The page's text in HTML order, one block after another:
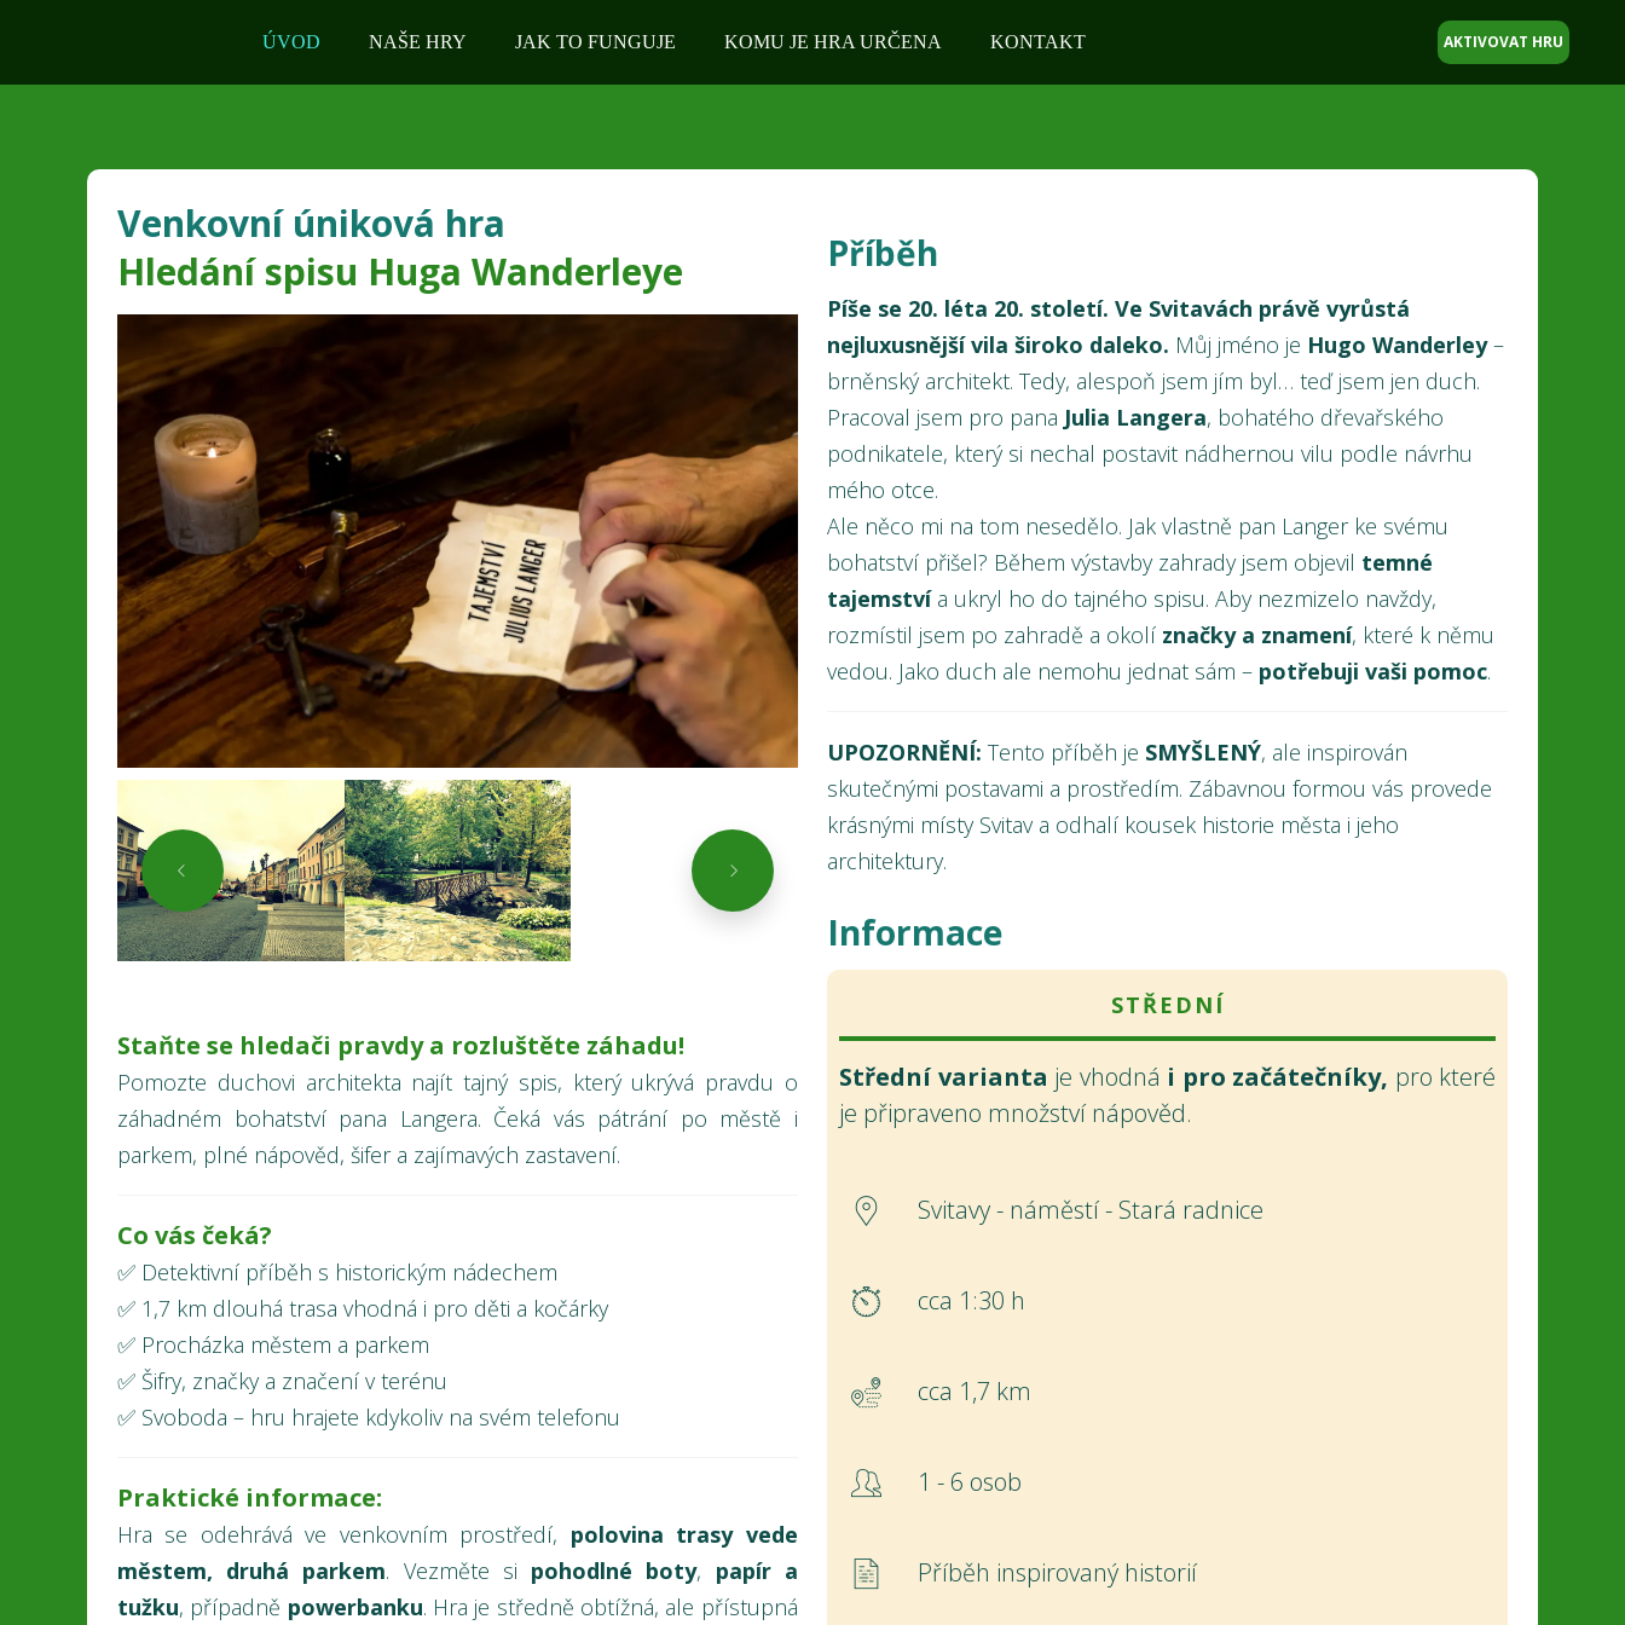
ÚVOD NAŠE HRY JAK TO FUNGUJE KOMU JE HRA URČENA KONTAKT AKTIVOVAT HRU
Venkovní úniková hra
Hledání spisu Huga Wanderleye
Staňte se hledači pravdy a rozluštěte záhadu!
Pomozte duchovi architekta najít tajný spis, který ukrývá pravdu o
záhadném bohatství pana Langera. Čeká vás pátrání po městě i
parkem, plné nápověd, šifer a zajímavých zastavení.
Co vás čeká?
✅ Detektivní příběh s historickým nádechem
✅ 1,7 km dlouhá trasa vhodná i pro děti a kočárky
✅ Procházka městem a parkem
✅ Šifry, značky a značení v terénu
✅ Svoboda – hru hrajete kdykoliv na svém telefonu
Praktické informace:
Hra se odehrává ve venkovním prostředí, polovina trasy vede
městem, druhá parkem. Vezměte si pohodlné boty, papír a
tužku, případně powerbanku. Hra je středně obtížná, ale přístupná
Příběh
Píše se 20. léta 20. století. Ve Svitavách právě vyrůstá
nejluxusnější vila široko daleko. Můj jméno je Hugo Wanderley–
brněnský architekt. Tedy, alespoň jsem jím byl… teď jsem jen duch.
Pracoval jsem pro pana Julia Langera, bohatého dřevařského
podnikatele, který si nechal postavit nádhernou vilu podle návrhu
mého otce.
Ale něco mi na tom nesedělo. Jak vlastně pan Langer ke svému
bohatství přišel? Během výstavby zahrady jsem objevil temné
tajemstvía ukryl ho do tajného spisu. Aby nezmizelo navždy,
rozmístil jsem po zahradě a okolí značky a znamení, které k němu
vedou. Jako duch ale nemohu jednat sám – potřebuji vaši pomoc.
UPOZORNĚNÍ: Tento příběh je SMYŠLENÝ, ale inspirován
skutečnými postavami a prostředím. Zábavnou formou vás provede
krásnými místy Svitav a odhalí kousek historie města i jeho
architektury.
Informace
STŘEDNÍ
Střední varianta je vhodná i pro začátečníky, pro které
je připraveno množství nápověd.
Svitavy - náměstí - Stará radnice
cca 1:30 h
cca 1,7 km
1 - 6 osob
Příběh inspirovaný historií